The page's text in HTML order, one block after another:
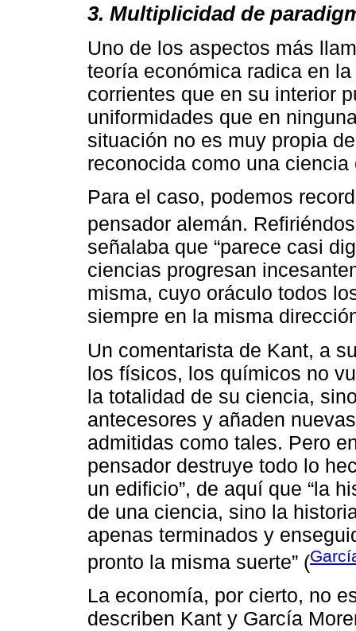
3. Multiplicidad de
Uno de los aspectos más
teoría económica radica en
corrientes que en su interior
uniformidades que en
situación no es muy propia
reconocida como una ciencia
Para el caso, podemos
pensador alemán.
señalaba que “parece casi
ciencias progresan
misma, cuyo oráculo todos
siempre en la misma
Un comentarista de Kant, a
los físicos, los químicos no
la totalidad de su ciencia,
antecesores y añaden
admitidas como tales. Pero
pensador destruye todo lo
un edificio”, de aquí que “la
de una ciencia, sino la
apenas terminados y
pronto la misma suerte” (
La economía, por cierto, no
describen Kant y García